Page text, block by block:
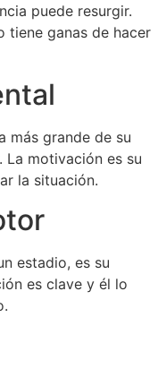
puede resurgir.
tiene ganas de hacer
más grande de su
La motivación es su
la situación.
estadio, es su
es clave y él lo